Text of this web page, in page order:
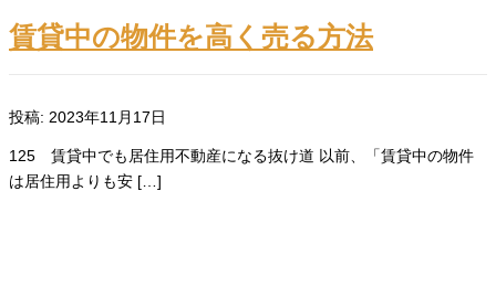
賃貸中の物件を高く売る方法
投稿: 2023年11月17日
125 賃貸中でも居住用不動産になる抜け道 以前、「賃貸中の物件
は居住用よりも安 […]